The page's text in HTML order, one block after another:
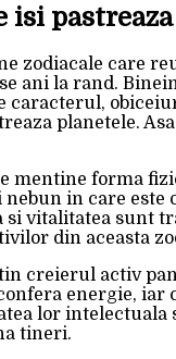
isi
zodiacale care
ani la rand.
caracterul,
planetele.
mentine forma
in care este
si vitalitatea sunt
din aceasta
creierul activ
energie, iar
lor intelectuala
tineri.